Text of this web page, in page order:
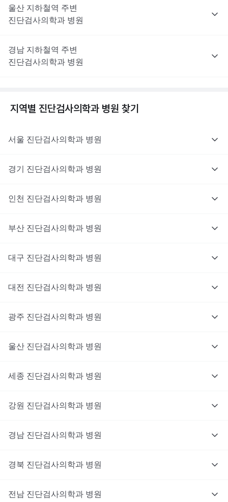
울산 지하철역 주변
진단검사의학과 병원
경남 지하철역 주변
진단검사의학과 병원
지역별 진단검사의학과 병원 찾기
서울 진단검사의학과 병원
경기 진단검사의학과 병원
인천 진단검사의학과 병원
부산 진단검사의학과 병원
대구 진단검사의학과 병원
대전 진단검사의학과 병원
광주 진단검사의학과 병원
울산 진단검사의학과 병원
세종 진단검사의학과 병원
강원 진단검사의학과 병원
경남 진단검사의학과 병원
경북 진단검사의학과 병원
전남 진단검사의학과 병원